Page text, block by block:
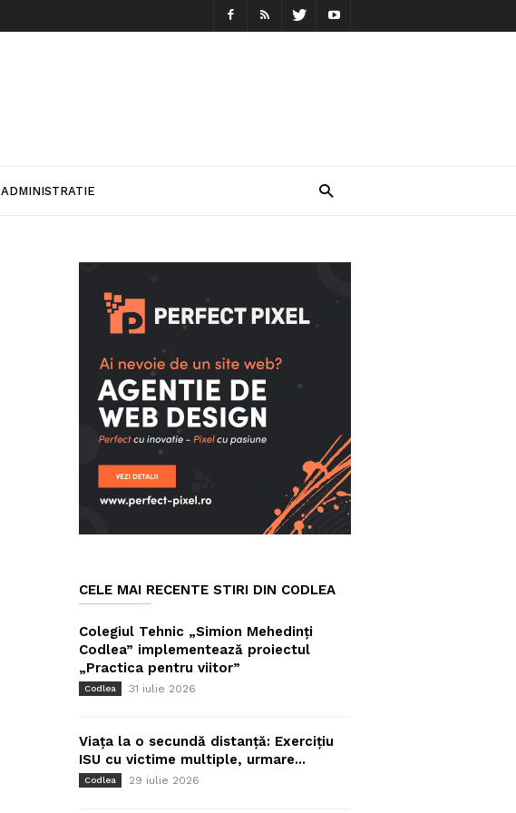
ADMINISTRATIE
CELE MAI RECENTE STIRI DIN CODLEA
Colegiul Tehnic „Simion Mehedinți
Codlea” implementează proiectul
„Practica pentru viitor”
Codlea 31 iulie 2026
Viața la o secundă distanță: Exercițiu
ISU cu victime multiple, urmare...
Codlea 29 iulie 2026